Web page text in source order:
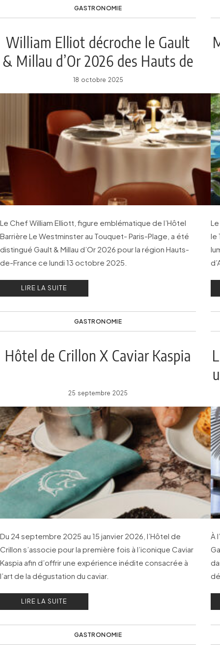
GASTRONOMIE
William Elliot décroche le Gault
& Millau d’Or 2026 des Hauts de
France
18 octobre 2025
Le Chef William Elliott, figure emblématique de l’Hôtel
Barrière Le Westminster au Touquet- Paris-Plage, a été
distingué Gault & Millau d’Or 2026 pour la région Hauts-
de-France ce lundi 13 octobre 2025.
LIRE LA SUITE
GASTRONOMIE
le
Hôtel de Crillon X Caviar Kaspia
25 septembre 2025
Du 24 septembre 2025 au 15 janvier 2026, l’Hôtel de
Crillon s’associe pour la première fois à l’iconique Caviar
Kaspia afin d’offrir une expérience inédite consacrée à
l’art de la dégustation du caviar.
LIRE LA SUITE
GASTRONOMIE
À